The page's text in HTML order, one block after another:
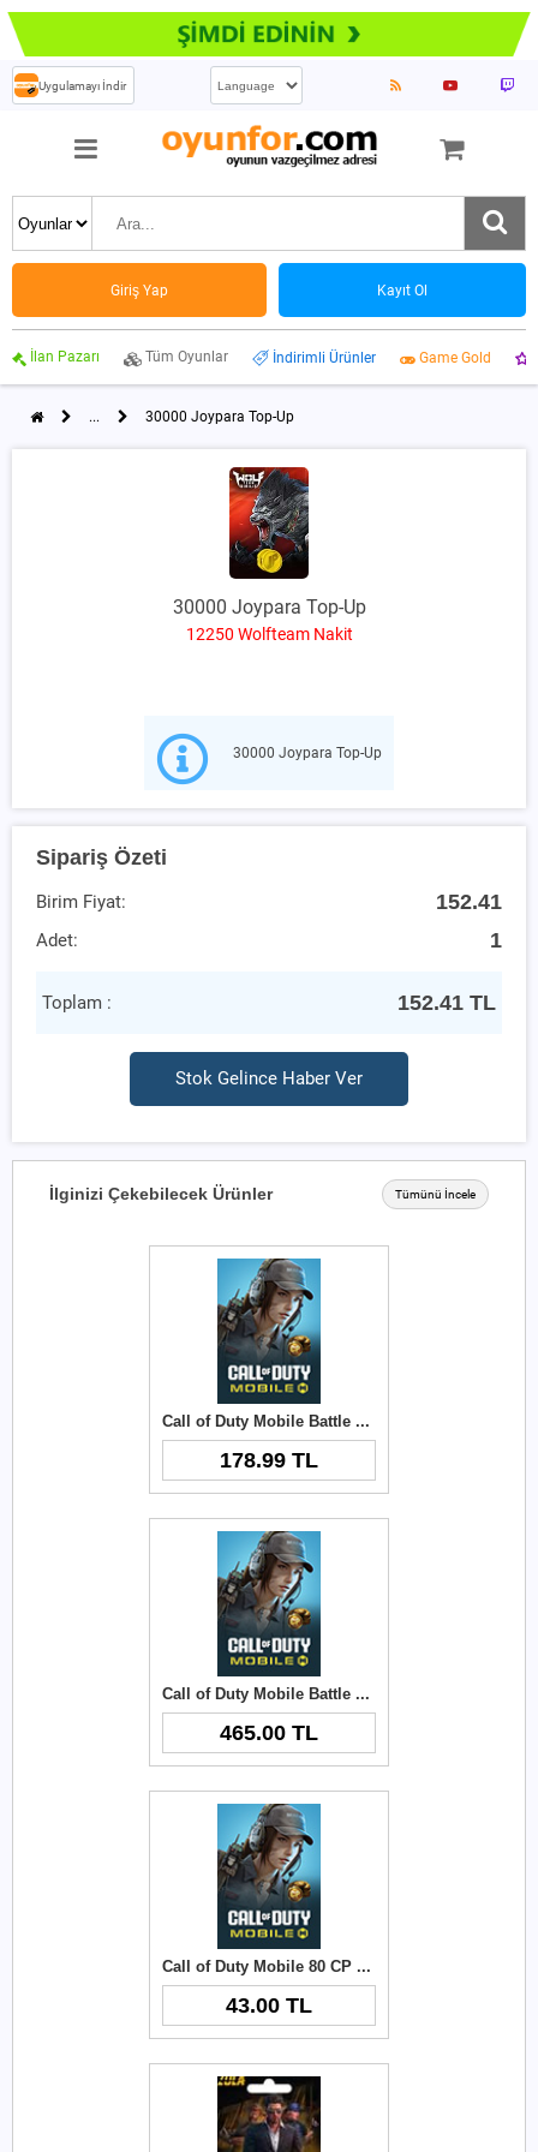
Uygulamayı İndir
Giriş Yap Kayıt Ol
İlan Pazarı Tüm Oyunlar İndirimli Ürünler Game Gold
... 30000 Joypara Top-Up
30000 Joypara Top-Up
12250 Wolfteam Nakit
30000 Joypara Top-Up
Sipariş Özeti
Birim Fiyat: 152.41
Adet: 1
Toplam : 152.41 TL
Stok Gelince Haber Ver
İlginizi Çekebilecek Ürünler Tümünü İncele
Call of Duty Mobile Battle Pass Top-Up
178.99 TL
Call of Duty Mobile Battle Pass Bundle Top-Up
465.00 TL
Call of Duty Mobile 80 CP Top-Up
43.00 TL